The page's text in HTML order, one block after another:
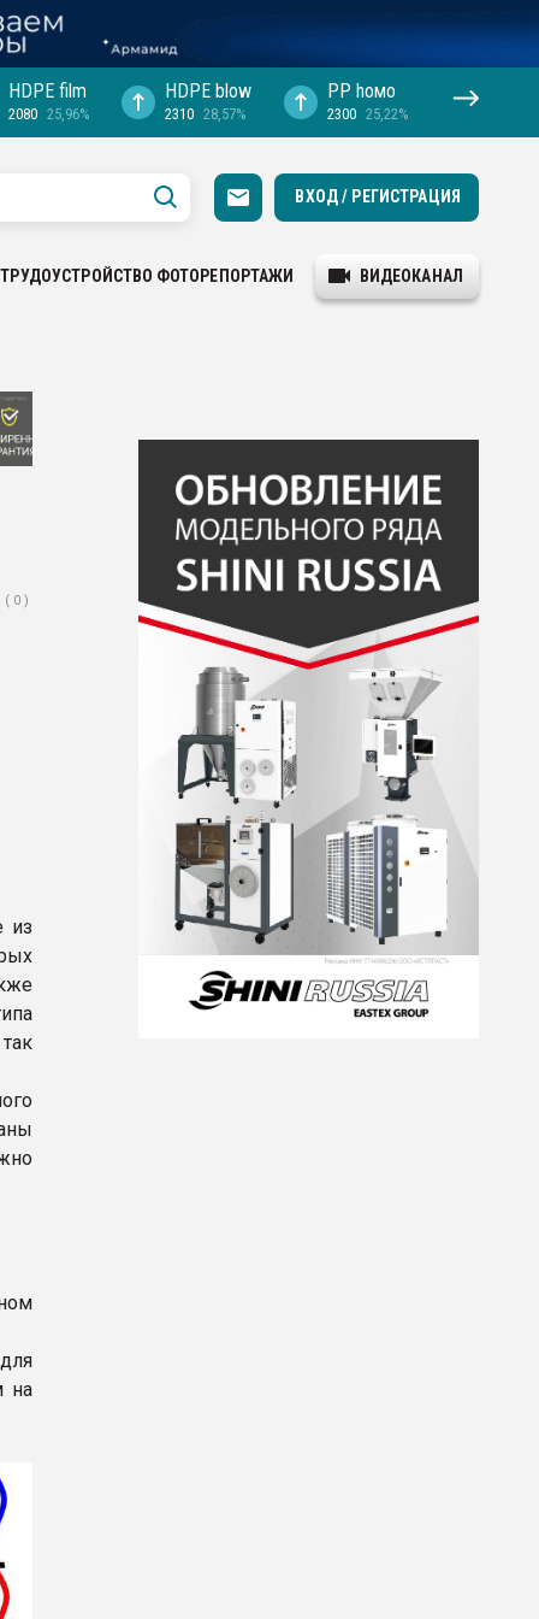
HDPE film
2080 25,96%
HDPE blow
2310 28,57%
PP hомо
2300 25,22%
ВХОД / РЕГИСТРАЦИЯ
ТРУДОУСТРОЙСТВО ФОТОРЕПОРТАЖИ ВИДЕОКАНАЛ
( 0 )
из
на